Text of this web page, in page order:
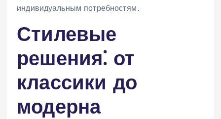
индивидуальным потребностям․
Стилевые
решения⁚ от
классики до
модерна